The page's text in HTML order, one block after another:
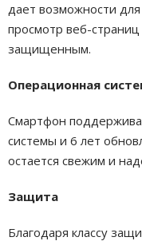
дает возможности
просмотр веб-
защищенным.
Операционная
Смартфон
системы и 6 лет
остается свежим и
Защита
Благодаря классу